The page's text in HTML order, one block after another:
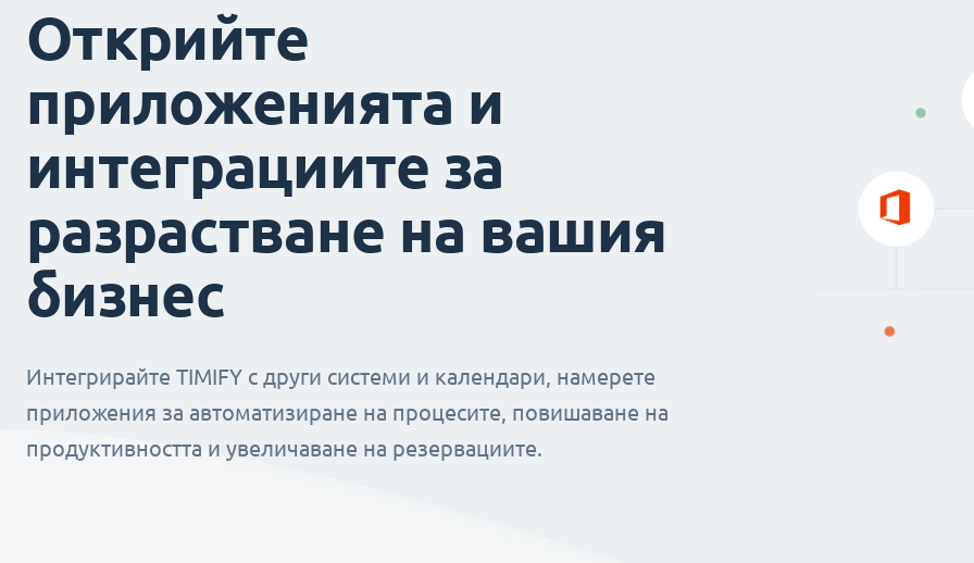
Открийте
приложенията и
интеграциите за
разрастване на вашия
бизнес
Интегрирайте TIMIFY с други системи и календари, намерете
приложения за автоматизиране на процесите, повишаване на
продуктивността и увеличаване на резервациите.